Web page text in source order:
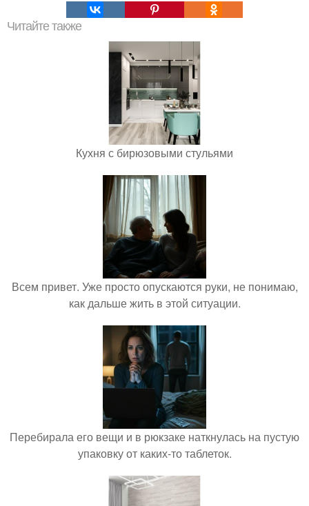
Читайте также
Кухня с бирюзовыми стульями
Всем привет. Уже просто опускаются руки, не понимаю,
как дальше жить в этой ситуации.
Перебирала его вещи и в рюкзаке наткнулась на пустую
упаковку от каких-то таблеток.